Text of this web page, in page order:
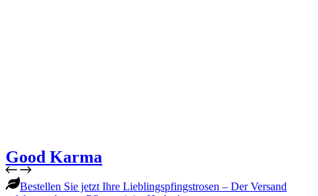
Good Karma
Bestellen Sie jetzt Ihre Lieblingspfingstrosen – Der Versand